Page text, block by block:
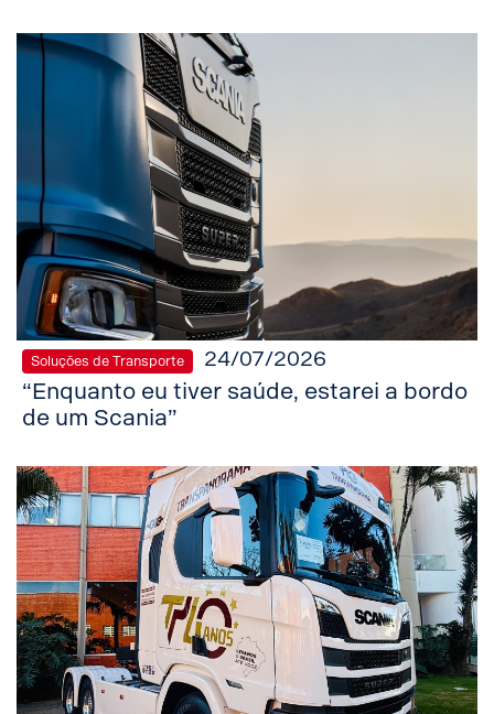
Soluções de Transporte 24/07/2026
“Enquanto eu tiver saúde, estarei a bordo
de um Scania”